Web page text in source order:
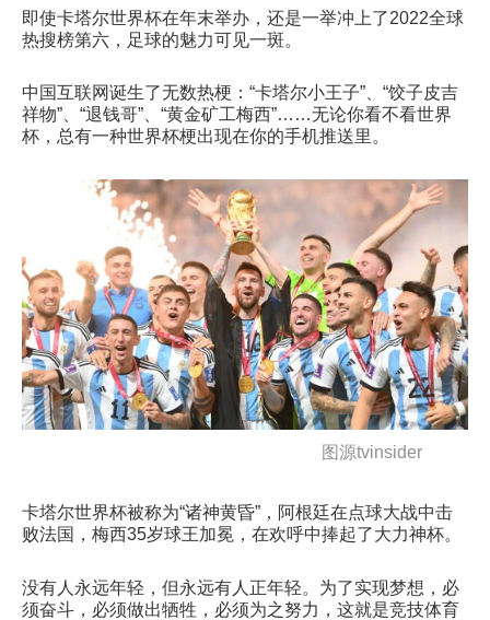
即使卡塔尔世界杯在年末举办，还是一举冲上了2022全球
热搜榜第六，足球的魅力可见一斑。
中国互联网诞生了无数热梗：“卡塔尔小王子”、“饺子皮吉
祥物”、“退钱哥”、“黄金矿工梅西”……无论你看不看世界
杯，总有一种世界杯梗出现在你的手机推送里。
图源tvinsider
卡塔尔世界杯被称为“诸神黄昏”，阿根廷在点球大战中击
败法国，梅西35岁球王加冕，在欢呼中捧起了大力神杯。
没有人永远年轻，但永远有人正年轻。为了实现梦想，必
须奋斗，必须做出牺牲，必须为之努力，这就是竞技体育